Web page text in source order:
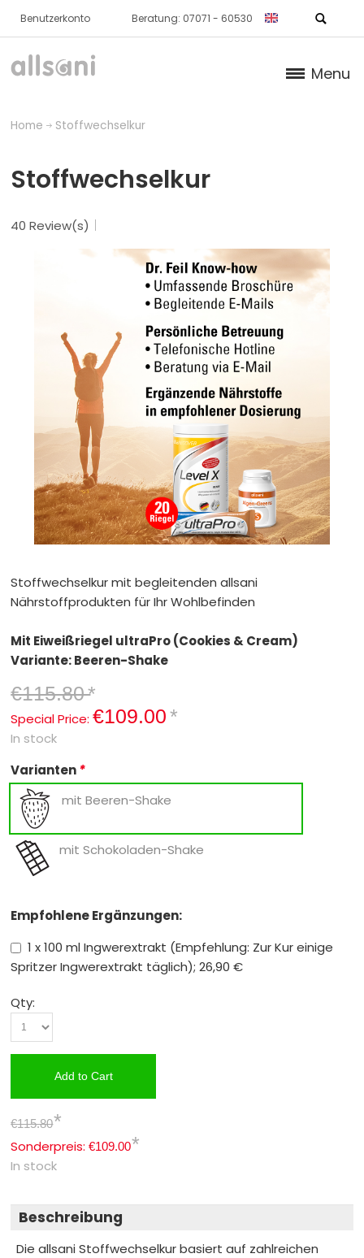
Benutzerkonto Beratung: 07071 - 60530
Menu
About us
Dr. Feil Strategy
Home Stoffwechselkur
Stoffwechselkur
40 Review(s)
Stoffwechselkur mit begleitenden allsani
Nährstoffprodukten für Ihr Wohlbefinden
Mit Eiweißriegel ultraPro (Cookies & Cream)
Variante: Beeren-Shake
€115.80*
Special Price: €109.00*
In stock
Varianten*
mit Beeren-Shake
mit Schokoladen-Shake
Empfohlene Ergänzungen:
1 x 100 ml Ingwerextrakt (Empfehlung: Zur Kur einige
Spritzer Ingwerextrakt täglich); 26,90 €
Qty:
Add to Cart
€115.80*
Sonderpreis: €109.00*
In stock
Beschreibung
Die allsani Stoffwechselkur basiert auf zahlreichen